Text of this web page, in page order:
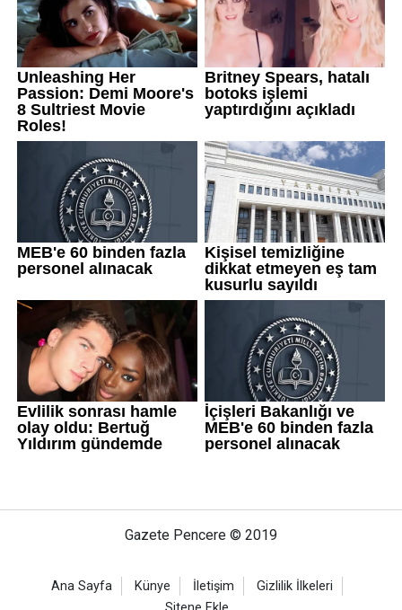
Gazete Pencere © 2019
Ana Sayfa Künye İletişim
Gizlilik İlkeleri